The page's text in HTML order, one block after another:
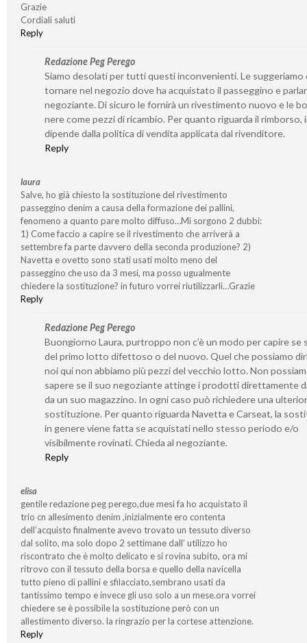
Grazie
Cordiali saluti
Reply
Redazione Peg Perego
Siamo desolati per tutti questi inconvenienti. Le suggeriamo
tornare nel negozio dove ha acquistato il passeggino e
negoziante. Di sicuro le fornirà un rivestimento nuovo e le
nere come pezzi di ricambio. Per quanto riguarda il rimborso,
dipende dalla politica di vendita applicata dal rivenditore.
Reply
laura
Salve, ho già chiesto la sostituzione del rivestimento
passeggino denim a causa della formazione dei pallini,
fenomeno a quanto pare molto diffuso…Mi sorgono 2 dubbi:
1) Come faccio a capire se il rivestimento che arriverà a
settembre fa parte davvero della seconda produzione? 2)
Navetta e ovetto sono stati usati molto meno del
passeggino che uso da 3 mesi, ma posso ugualmente
chiedere la sostituzione? in futuro vorrei riutilizzarli…Grazie
Reply
Redazione Peg Perego
Buongiorno Laura, purtroppo non c’è un modo per capire se
del primo lotto difettoso o del nuovo. Quel che possiamo
noi qui non abbiamo più pezzi del vecchio lotto. Non
sapere se il suo negoziante attinge i prodotti direttamente
da un suo magazzino. In ogni caso può richiedere una
sostituzione. Per quanto riguarda Navetta e Carseat, la
in genere viene fatta se acquistati nello stesso periodo e/o
visibilmente rovinati. Chieda al negoziante.
Reply
elisa
gentile redazione peg perego,due mesi fa ho acquistato il
trio cn allesimento denim ,inizialmente ero contenta
dell’acquisto finalmente avevo trovato un tessuto diverso
dal solito, ma solo dopo 2 settimane dall’ utilizzo ho
riscontrato che è molto delicato e si rovina subito, ora mi
ritrovo con il tessuto della borsa e quello della navicella
tutto pieno di pallini e sfilacciato,sembrano usati da
tantissimo tempo e invece gli uso solo a un mese.ora vorrei
chiedere se è possibile la sostituzione però con un
allestimento diverso. la ringrazio per la cortese attenzione.
Reply